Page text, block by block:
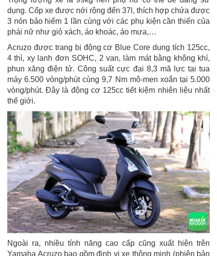
dụng. Cốp xe được nới rộng đến 37l, thích hợp chứa được
3 nón bảo hiểm 1 lần cùng với các phụ kiện cần thiến của
phái nữ như giỏ xách, áo khoác, áo mưa,…
Acruzo được trang bị động cơ Blue Core dung tích 125cc,
4 thì, xy lanh đơn SOHC, 2 van, làm mát bằng không khí,
phun xăng điện tử. Công suất cực đại 8,3 mã lực tại tua
máy 6.500 vòng/phút cùng 9,7 Nm mô-men xoắn tại 5.000
vòng/phút. Đây là động cơ 125cc tiết kiệm nhiên liệu nhất
thế giới.
Ngoài ra, nhiều tính năng cao cấp cũng xuất hiện trên
Yamaha Acruzo bao gồm định vị xe thông minh (phiên bản